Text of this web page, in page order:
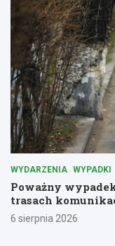
WYDARZENIA WYPADKI
Poważny
trasach
6 sierpnia 2026